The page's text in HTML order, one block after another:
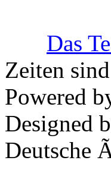
Das
Zeiten
Powered
Designed
Deutsche